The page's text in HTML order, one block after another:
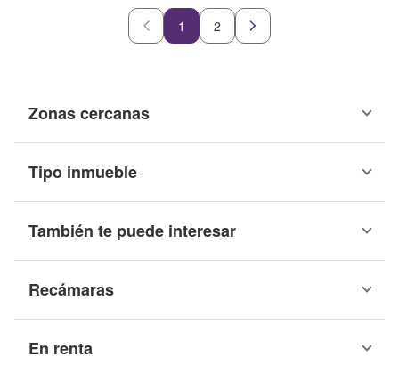
1 2
Zonas cercanas
Tipo inmueble
También te puede interesar
Recámaras
En renta